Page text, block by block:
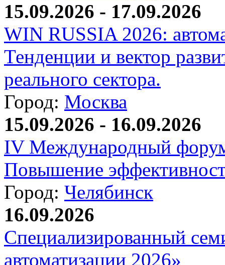
15.09.2026 - 17.09.2026
WIN RUSSIA 2026:
Тенденции и вектор
реального сектора.
Город: Москва
15.09.2026 - 16.09.2026
IV Международный
Повышение
Город: Челябинск
16.09.2026
Специализированный
автоматизации 2026»